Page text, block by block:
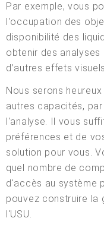
Par exemple, vous
l'occupation des
disponibilité des
obtenir des
d’autres effets
Nous serons
autres capacités,
l'analyse. Il vous
préférences et de
solution pour vous.
quel nombre de
d'accès au système
pouvez construire la
l'USU.